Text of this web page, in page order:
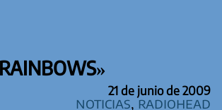
21 de junio de 2009
Noticias ,Radiohead